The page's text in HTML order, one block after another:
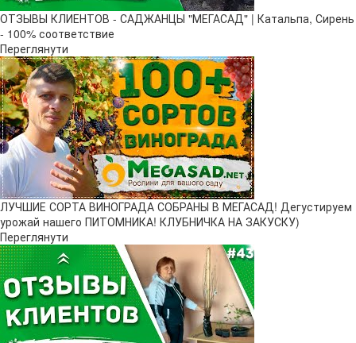
ОТЗЫВЫ КЛИЕНТОВ - САДЖАНЦЫ "МЕГАСАД" | Катальпа, Сирень
- 100% соответствие
Переглянути
ЛУЧШИЕ СОРТА ВИНОГРАДА СОБРАНЫ В МЕГАСАД! Дегустируем
урожай нашего ПИТОМНИКА! КЛУБНИЧКА НА ЗАКУСКУ)
Переглянути